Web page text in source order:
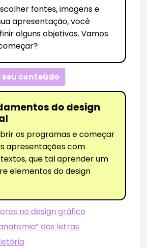
fontes, imagens e
apresentação, você
alguns objetivos. Vamos
seu conteúdo
do design
os programas e começar
apresentações com
que tal aprender um
elementos do design
no design gráfico
das letras